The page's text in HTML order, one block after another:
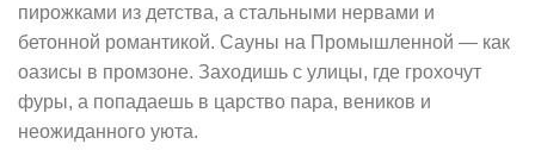
пирожками из детства, а стальными нервами и
бетонной романтикой. Сауны на Промышленной — как
оазисы в промзоне. Заходишь с улицы, где грохочут
фуры, а попадаешь в царство пара, веников и
неожиданного уюта.